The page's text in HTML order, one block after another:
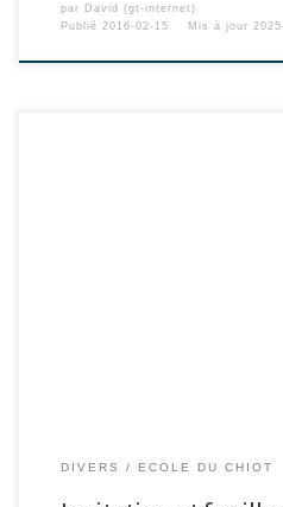
par David (gt-internet)
Publié 2016-02-15 Mis à jour
DIVERS ECOLE DU CHIOT